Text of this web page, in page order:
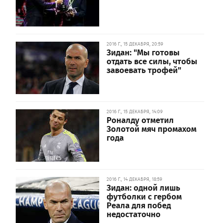
2016 Г., 15 ДЕКАБРЯ, 20:59
Зидан: "Мы готовы
отдать все силы, чтобы
завоевать трофей"
2016 Г., 15 ДЕКАБРЯ, 14:09
Роналду отметил
Золотой мяч промахом
года
2016 Г., 14 ДЕКАБРЯ, 18:59
Зидан: одной лишь
футболки с гербом
Реала для побед
недостаточно